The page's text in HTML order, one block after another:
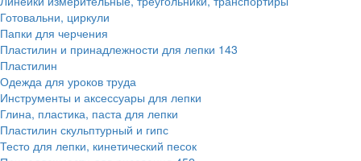
Готовальни, циркули
Папки для черчения
Пластилин и принадлежности для лепки 143
Пластилин
Одежда для уроков труда
Инструменты и аксессуары для лепки
Глина, пластика, паста для лепки
Пластилин скульптурный и гипс
Тесто для лепки, кинетический песок